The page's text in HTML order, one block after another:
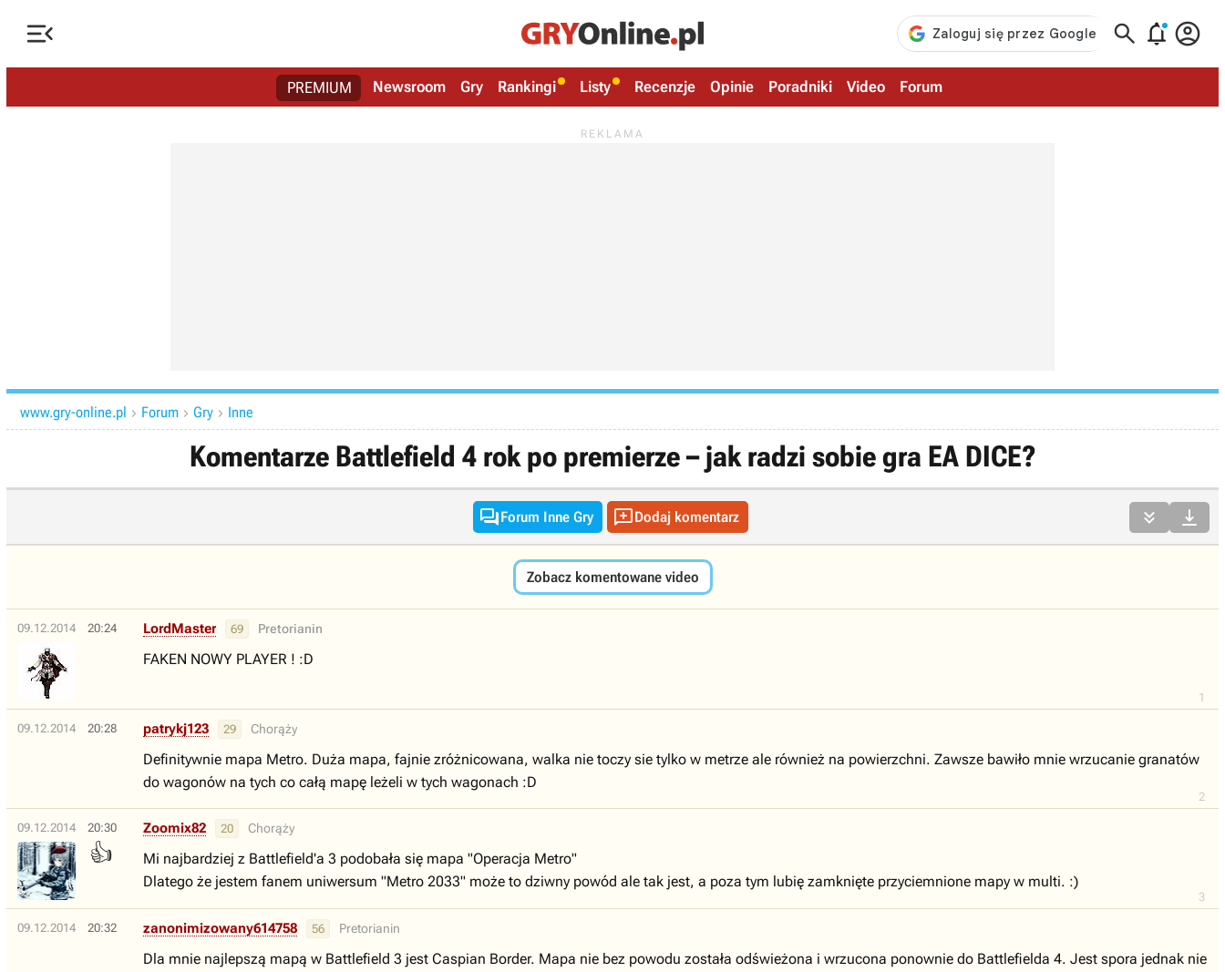
   
PREMIUM Newsroom Gry Rankingi Listy Recenzje Opinie Poradniki Video Forum
www.gry-online.pl  Forum  Gry  Inne
Komentarze Battlefield 4 rok po premierze – jak radzi sobie gra EA DICE?
Forum Inne Gry Dodaj komentarz  
Zobacz komentowane video
09.12.2014 20:24
1
LordMaster 69 Pretorianin
FAKEN NOWY PLAYER ! :D
09.12.2014 20:28
2
patrykj123 29 Chorąży
Definitywnie mapa Metro. Duża mapa, fajnie zróżnicowana, walka nie toczy sie tylko w metrze ale również na powierzchni. Zawsze bawiło mnie wrzucanie granatów
do wagonów na tych co całą mapę leżeli w tych wagonach :D
09.12.2014 20:30
👍
3
Zoomix82 20 Chorąży
Mi najbardziej z Battlefield'a 3 podobała się mapa "Operacja Metro"
Dlatego że jestem fanem uniwersum "Metro 2033" może to dziwny powód ale tak jest, a poza tym lubię zamknięte przyciemnione mapy w multi. :)
09.12.2014 20:32 zanonimizowany614758 56 Pretorianin
Dla mnie najlepszą mapą w Battlefield 3 jest Caspian Border. Mapa nie bez powodu została odświeżona i wrzucona ponownie do Battlefielda 4. Jest spora jednak nie